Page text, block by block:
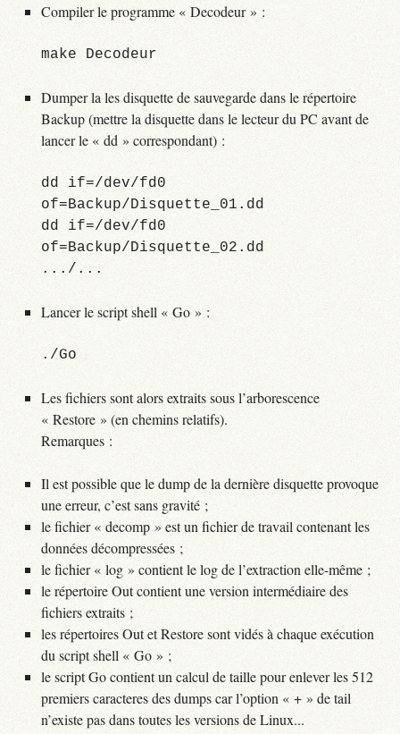
Compiler le programme « Decodeur » :
Dumper la les disquette de sauvegarde dans le répertoire
Backup (mettre la disquette dans le lecteur du PC avant de
lancer le « dd » correspondant) :
dd if=/dev/fd0
of=Backup/Disquette_01.dd
dd if=/dev/fd0
of=Backup/Disquette_02.dd
Lancer le script shell « Go » :
Les fichiers sont alors extraits sous l’arborescence
« Restore » (en chemins relatifs).
Remarques :
Il est possible que le dump de la dernière disquette provoque
une erreur, c’est sans gravité ;
le fichier « decomp » est un fichier de travail contenant les
données décompressées ;
le fichier « log » contient le log de l’extraction elle-même ;
le répertoire Out contient une version intermédiaire des
fichiers extraits ;
les répertoires Out et Restore sont vidés à chaque exécution
du script shell « Go » ;
le script Go contient un calcul de taille pour enlever les 512
premiers caracteres des dumps car l’option « + » de tail
n’existe pas dans toutes les versions de Linux...